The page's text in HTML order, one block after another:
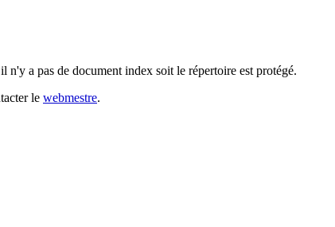
n'y a pas de document index soit le répertoire est protégé.
le webmestre.